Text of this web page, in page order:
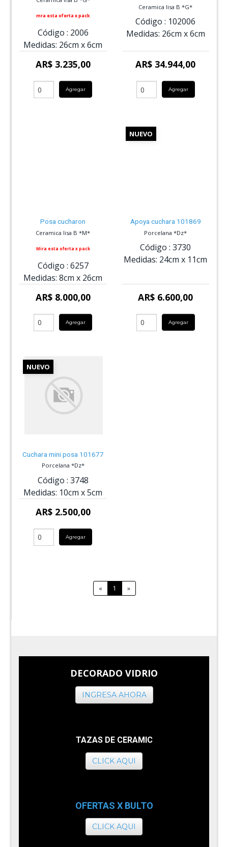
mra esta oferta x pack
Código : 2006
Medidas: 26cm x6cm
AR$ 3.235,00
Agregar
Ceramica lisa B *G*
Código : 102006
Medidas: 26cm x6cm
AR$ 34.944,00
Agregar
Posa cucharon
Ceramica lisa B *M*
Mira esta oferta x pack
Código : 6257
Medidas: 8cm x 26cm
AR$ 8.000,00
Agregar
NUEVO
Apoya cuchara 101869
Porcelana *Dz*
Código : 3730
Medidas: 24cm x 11cm
AR$ 6.600,00
Agregar
NUEVO
Cuchara mini posa 101677
Porcelana *Dz*
Código : 3748
Medidas: 10cm x5cm
AR$ 2.500,00
Agregar
« 1 »
DECORADO VIDRIO
INGRESA AHORA
TAZAS DE CERAMIC
CLICK AQUI
OFERTAS X BULTO
CLICK AQUI